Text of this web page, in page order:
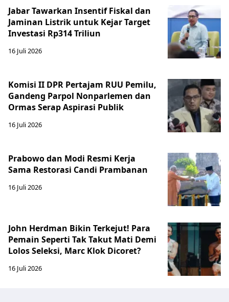
Jabar Tawarkan Insentif Fiskal dan
Jaminan Listrik untuk Kejar Target
Investasi Rp314 Triliun
16 Juli 2026
Komisi II DPR Pertajam RUU Pemilu,
Gandeng Parpol Nonparlemen dan
Ormas Serap Aspirasi Publik
16 Juli 2026
Prabowo dan Modi Resmi Kerja
Sama Restorasi Candi Prambanan
16 Juli 2026
John Herdman Bikin Terkejut! Para
Pemain Seperti Tak Takut Mati Demi
Lolos Seleksi, Marc Klok Dicoret?
16 Juli 2026